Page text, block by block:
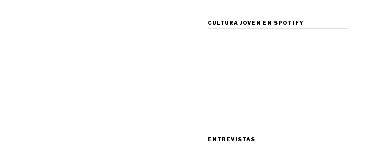
CULTURA JOVEN EN SPOTIFY
ENTREVISTAS